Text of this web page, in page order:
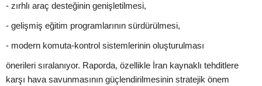
- zırhlı araç desteğinin genişletilmesi,
- gelişmiş eğitim programlarının sürdürülmesi,
- modern komuta-kontrol sistemlerinin oluşturulması
önerileri sıralanıyor. Raporda, özellikle İran kaynaklı tehditlere
karşı hava savunmasının güçlendirilmesinin stratejik önem